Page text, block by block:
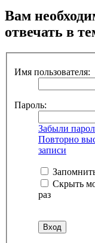
Вам
отвечать в
Имя пользователя:
Пароль:
Забыли
Повторно
записи
Скрыть
раз